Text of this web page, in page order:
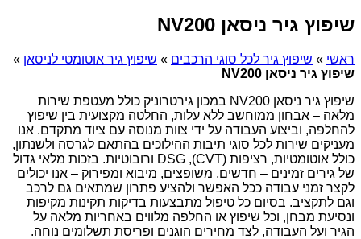
שיפוץ גיר ניסאן NV200
ראשי » שיפוץ גיר לכל סוגי הרכבים » שיפוץ גיר אוטומטי לניסאן »
שיפוץ גיר ניסאן NV200
שיפוץ גיר ניסאן NV200 במכון גירטרוניק כולל מעטפת שירות
מלאה – אבחון ממוחשב ללא עלות, החלטה מקצועית בין שיפוץ
להחלפה, וביצוע העבודה על ידי צוות מנוסה עם ציוד מתקדם. אנו
מעניקים שירות לכל סוגי תיבות ההילוכים בהתאם לגרסה ולשנתון,
כולל אוטומטיות, רציפות (CVT), DSG ורובוטיות. בזכות מלאי גדול
של גירים זמינים – חדשים, משופצים, מיבוא ומפירוק – אנו יכולים
לקצר זמני עבודה ככל האפשר ולהציע פתרון שמתאים גם לרכב
וגם לתקציב. בסיום כל טיפול מתבצעות בדיקות תקינות מקיפות
ונסיעת מבחן, וכל שיפוץ או החלפה מלווים באחריות מלאה על
הגיר ועל העבודה, לצד מחירים הוגנים ופריסת תשלומים נוחה.